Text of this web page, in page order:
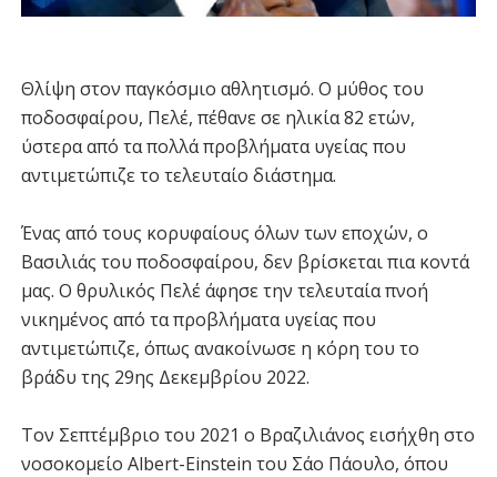
Θλίψη στον παγκόσμιο αθλητισμό. Ο μύθος του
ποδοσφαίρου, Πελέ, πέθανε σε ηλικία 82 ετών,
ύστερα από τα πολλά προβλήματα υγείας που
αντιμετώπιζε το τελευταίο διάστημα.
Ένας από τους κορυφαίους όλων των εποχών, ο
Βασιλιάς του ποδοσφαίρου, δεν βρίσκεται πια κοντά
μας. Ο θρυλικός Πελέ άφησε την τελευταία πνοή
νικημένος από τα προβλήματα υγείας που
αντιμετώπιζε, όπως ανακοίνωσε η κόρη του το
βράδυ της 29ης Δεκεμβρίου 2022.
Τον Σεπτέμβριο του 2021 ο Βραζιλιάνος εισήχθη στο
νοσοκομείο Albert-Einstein του Σάο Πάουλο, όπου